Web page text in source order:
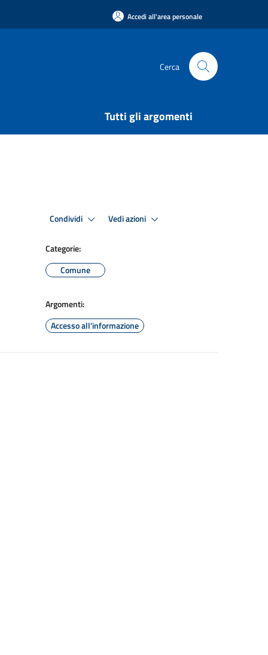
Accedi all'area personale
Cerca
Tutti gli argomenti
Condividi Vedi azioni
Categorie:
Comune
Argomenti:
Accesso all'informazione